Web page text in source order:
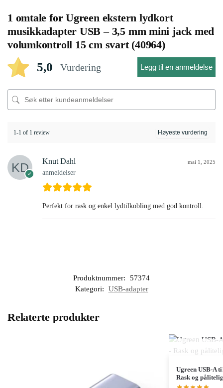
1 omtale forUgreen ekstern lydkort
musikkadapter USB – 3,5 mm mini jack med
volumkontroll 15 cm svart (40964)
5,0 Vurdering Legg til en anmeldelse
1-1 of 1 review
Knut Dahl
anmeldelser
mai 1, 2025
Perfekt for rask og enkel lydtilkobling med god kontroll.
Produktnummer:
57374
Kategori:
USB-adapter
Relaterte produkter
Ugreen USB-A
Rask og